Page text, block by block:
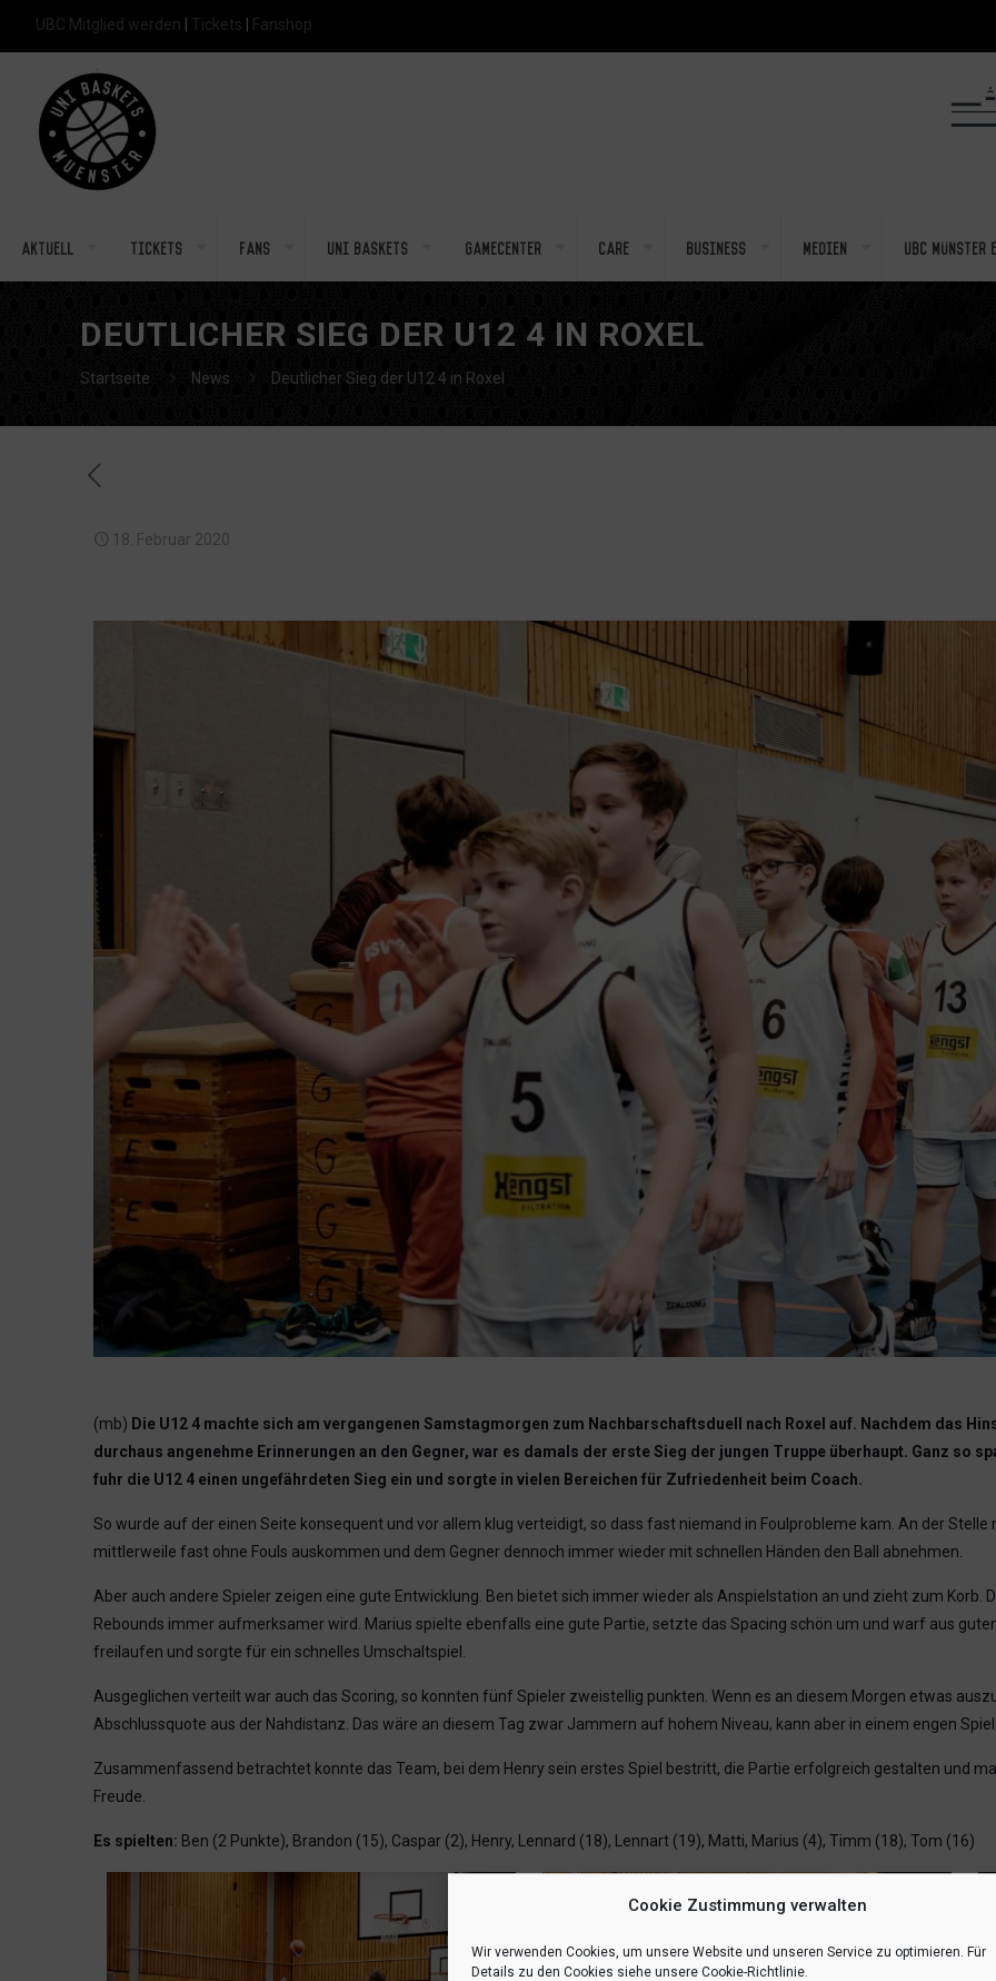
Cookie Zustimmung verwalten
Wir verwenden Cookies, um unsere Website und unseren Service zu optimieren. Für
Details zu den Cookies siehe unsere Cookie-Richtlinie.
UBC Mitglied werden Tickets Fanshop
Aktuell Tickets Fans Uni Baskets Gamecenter Care Business Medien UBC Münster
DEUTLICHER SIEG DER U12 4 IN ROXEL
Startseite News Deutlicher Sieg der U12 4 in Roxel
18. Februar 2020
(mb) Die U12 4 machte sich am vergangenen Samstagmorgen zum Nachbarschaftsduell nach Roxel auf. Nachdem das
durchaus angenehme Erinnerungen an den Gegner, war es damals der erste Sieg der jungen Truppe überhaupt. Ganz so
fuhr die U12 4 einen ungefährdeten Sieg ein und sorgte in vielen Bereichen für Zufriedenheit beim Coach.
So wurde auf der einen Seite konsequent und vor allem klug verteidigt, so dass fast niemand in Foulprobleme kam. An der
mittlerweile fast ohne Fouls auskommen und dem Gegner dennoch immer wieder mit schnellen Händen den Ball abnehmen.
Aber auch andere Spieler zeigen eine gute Entwicklung. Ben bietet sich immer wieder als Anspielstation an und zieht zum Korb.
Rebounds immer aufmerksamer wird. Marius spielte ebenfalls eine gute Partie, setzte das Spacing schön um und warf aus
freilaufen und sorgte für ein schnelles Umschaltspiel.
Ausgeglichen verteilt war auch das Scoring, so konnten fünf Spieler zweistellig punkten. Wenn es an diesem Morgen etwas
Abschlussquote aus der Nahdistanz. Das wäre an diesem Tag zwar Jammern auf hohem Niveau, kann aber in einem engen
Zusammenfassend betrachtet konnte das Team, bei dem Henry sein erstes Spiel bestritt, die Partie erfolgreich gestalten und
Freude.
Es spielten: Ben (2 Punkte), Brandon (15), Caspar (2), Henry, Lennard (18), Lennart (19), Matti, Marius (4), Timm (18), Tom (16)